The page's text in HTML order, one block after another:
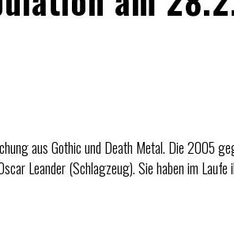
aus Gothic und Death Metal. Die 2005
Leander (Schlagzeug). Sie haben im